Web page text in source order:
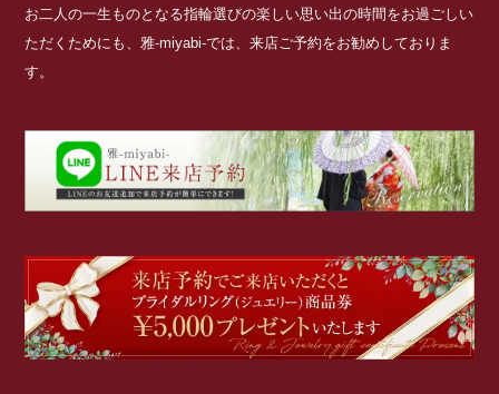
お二人の一生ものとなる指輪選びの楽しい思い出の時間をお過ごしい
ただくためにも、雅-miyabi-では、来店ご予約をお勧めしておりま
す。